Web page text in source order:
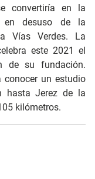
convertiría en la
en desuso de la
Vías Verdes. La
este 2021 el
de su fundación.
conocer un estudio
hasta Jerez de la
kilómetros.